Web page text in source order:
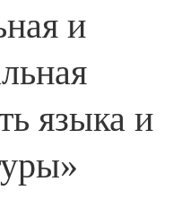
и
языка и